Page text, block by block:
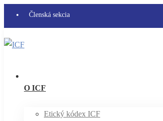
Členská sekcia
O ICF
Etický kódex ICF